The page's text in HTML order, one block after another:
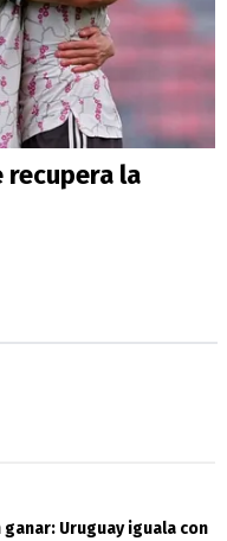
recupera la
Uruguay iguala con